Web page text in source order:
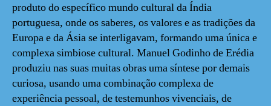
produto do específico mundo cultural da Índia
portuguesa, onde os saberes, os valores e as tradições da
Europa e da Ásia se interligavam, formando uma única e
complexa simbiose cultural. Manuel Godinho de Erédia
produziu nas suas muitas obras uma síntese por demais
curiosa, usando uma combinação complexa de
experiência pessoal, de testemunhos vivenciais, de